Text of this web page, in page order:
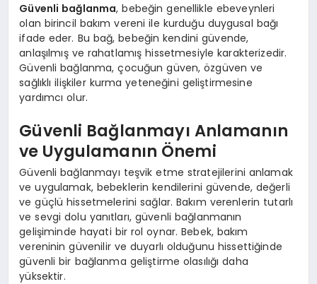
Güvenli bağlanma, bebeğin genellikle ebeveynleri
olan birincil bakım vereni ile kurduğu duygusal bağı
ifade eder. Bu bağ, bebeğin kendini güvende,
anlaşılmış ve rahatlamış hissetmesiyle karakterizedir.
Güvenli bağlanma, çocuğun güven, özgüven ve
sağlıklı ilişkiler kurma yeteneğini geliştirmesine
yardımcı olur.
Güvenli Bağlanmayı Anlamanın
ve Uygulamanın Önemi
Güvenli bağlanmayı teşvik etme stratejilerini anlamak
ve uygulamak, bebeklerin kendilerini güvende, değerli
ve güçlü hissetmelerini sağlar. Bakım verenlerin tutarlı
ve sevgi dolu yanıtları, güvenli bağlanmanın
gelişiminde hayati bir rol oynar. Bebek, bakım
vereninin güvenilir ve duyarlı olduğunu hissettiğinde
güvenli bir bağlanma geliştirme olasılığı daha
yüksektir.